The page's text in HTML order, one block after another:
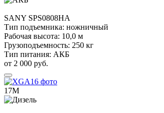
SANY SPS0808HA
Тип подъемника: ножничный
Рабочая высота: 10,0 м
Грузоподъемность: 250 кг
Тип питания: АКБ
от 2 000 руб.
17М